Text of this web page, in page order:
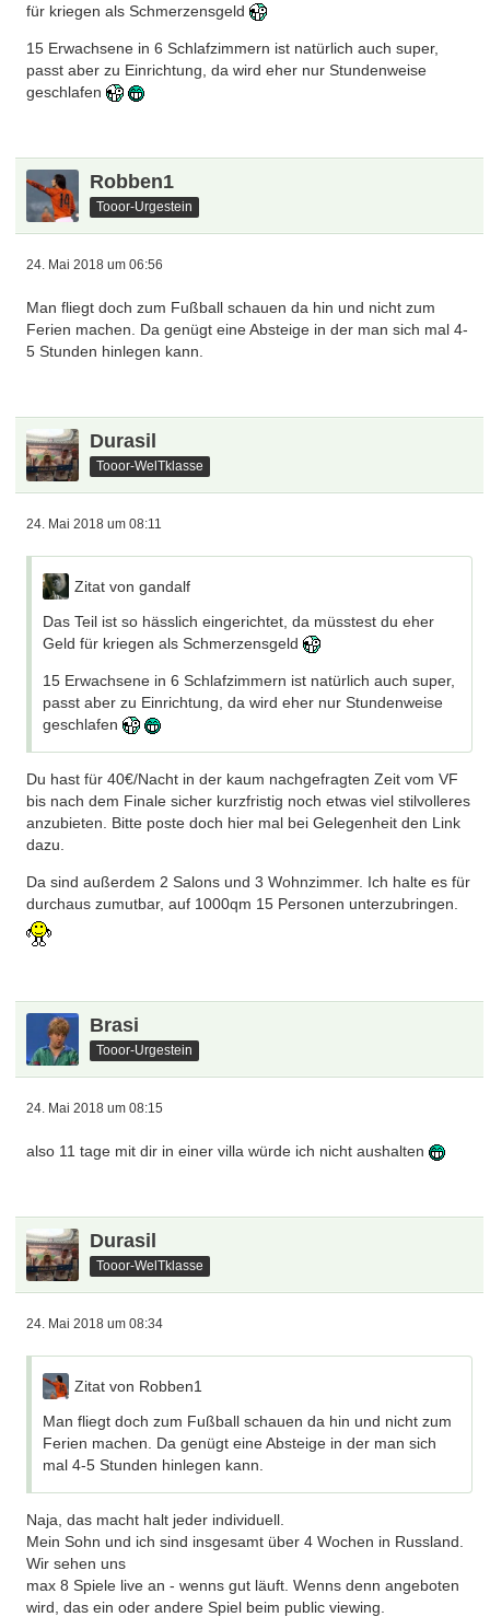
für kriegen als Schmerzensgeld
15 Erwachsene in 6 Schlafzimmern ist natürlich auch super,
passt aber zu Einrichtung, da wird eher nur Stundenweise
geschlafen
Robben1
Tooor-Urgestein
24. Mai 2018 um 06:56
Man fliegt doch zum Fußball schauen da hin und nicht zum
Ferien machen. Da genügt eine Absteige in der man sich mal 4-
5 Stunden hinlegen kann.
Durasil
Tooor-WelTklasse
24. Mai 2018 um 08:11
Zitat von gandalf
Das Teil ist so hässlich eingerichtet, da müsstest du eher
Geld für kriegen als Schmerzensgeld
15 Erwachsene in 6 Schlafzimmern ist natürlich auch super,
passt aber zu Einrichtung, da wird eher nur Stundenweise
geschlafen
Du hast für 40€/Nacht in der kaum nachgefragten Zeit vom VF
bis nach dem Finale sicher kurzfristig noch etwas viel stilvolleres
anzubieten. Bitte poste doch hier mal bei Gelegenheit den Link
dazu.
Da sind außerdem 2 Salons und 3 Wohnzimmer. Ich halte es für
durchaus zumutbar, auf 1000qm 15 Personen unterzubringen.
Brasi
Tooor-Urgestein
24. Mai 2018 um 08:15
also 11 tage mit dir in einer villa würde ich nicht aushalten
Durasil
Tooor-WelTklasse
24. Mai 2018 um 08:34
Zitat von Robben1
Man fliegt doch zum Fußball schauen da hin und nicht zum
Ferien machen. Da genügt eine Absteige in der man sich
mal 4-5 Stunden hinlegen kann.
Naja, das macht halt jeder individuell.
Mein Sohn und ich sind insgesamt über 4 Wochen in Russland.
Wir sehen uns
max 8 Spiele live an - wenns gut läuft. Wenns denn angeboten
wird, das ein oder andere Spiel beim public viewing.